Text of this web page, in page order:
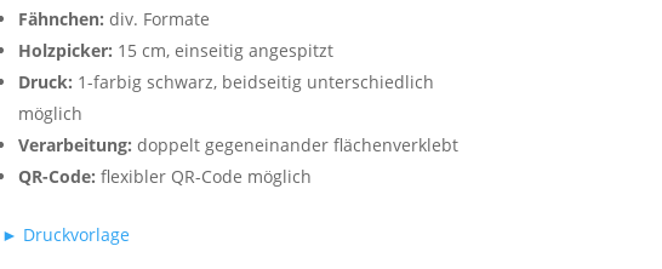
Fähnchen: div. Formate
Holzpicker: 15 cm, einseitig angespitzt
Druck: 1-farbig schwarz, beidseitig unterschiedlich
möglich
Verarbeitung: doppelt gegeneinander flächenverklebt
QR-Code: flexibler QR-Code möglich
► Druckvorlage